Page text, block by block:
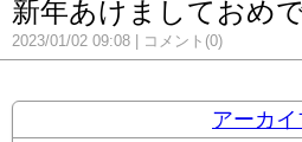
新年あけましておめ
2023/01/02 09:08 コメント(0)
アーカイ